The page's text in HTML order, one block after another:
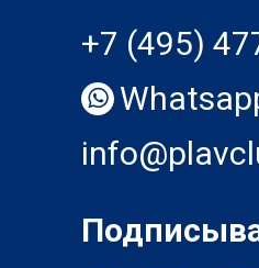
+7 (495)